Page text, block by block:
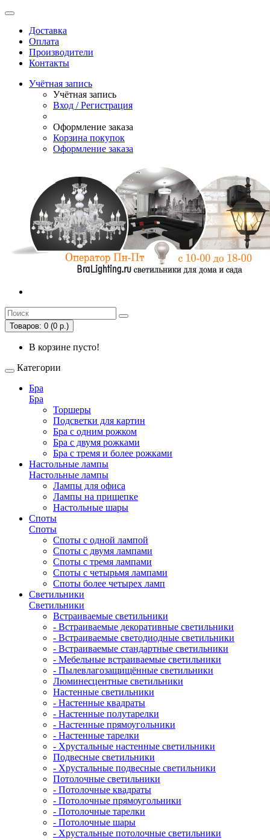
Доставка
Оплата
Производители
Контакты
Учётная запись
Учётная запись
Вход / Регистрация
Оформление заказа
Корзина покупок
Оформление заказа
Товаров: 0 (0 р.)
В корзине пусто!
Категории
Бра
Бра
Торшеры
Подсветки для картин
Бра с одним рожком
Бра с двумя рожками
Бра с тремя и более рожками
Настольные лампы
Настольные лампы
Лампы для офиса
Лампы на прищепке
Настольные шары
Споты
Споты
Споты с одной лампой
Споты с двумя лампами
Споты с тремя лампами
Споты с четырьмя лампами
Споты более четырех ламп
Светильники
Светильники
Встраиваемые светильники
- Встраиваемые декоративные светильники
- Встраиваемые светодиодные светильники
- Встраиваемые стандартные светильники
- Мебельные встраиваемые светильники
- Пылевлагозащищённые светильники
Люминесцентные светильники
Настенные светильники
- Настенные квадраты
- Настенные полутарелки
- Настенные прямоугольники
- Настенные тарелки
- Хрустальные настенные светильники
Подвесные светильники
- Хрустальные подвесные светильники
Потолочные светильники
- Потолочные квадраты
- Потолочные прямоугольники
- Потолочные тарелки
- Потолочные шары
- Хрустальные потолочные светильники